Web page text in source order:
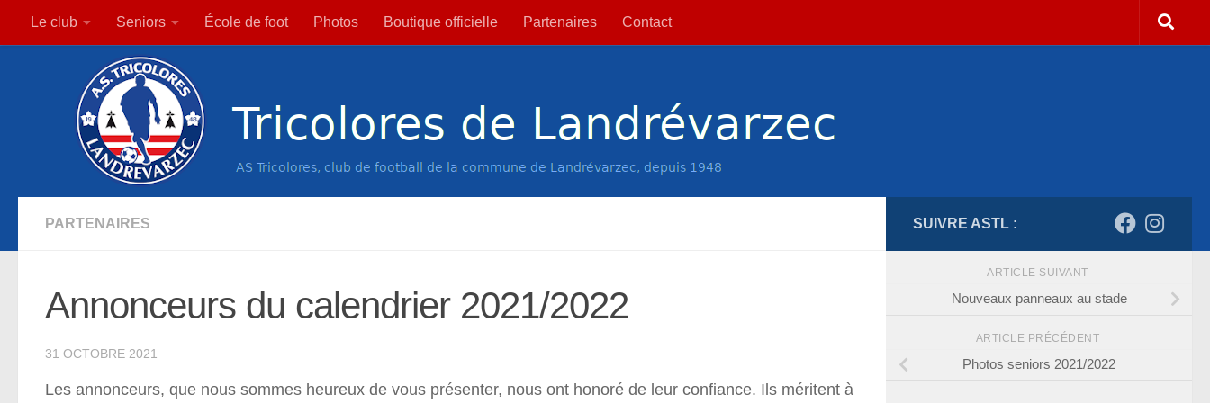
Skip to content
Le club Seniors École de foot Photos Boutique officielle Partenaires Contact
PARTENAIRES
Annonceurs du calendrier 2021/2022
31 OCTOBRE 2021
Les annonceurs, que nous sommes heureux de vous présenter, nous ont honoré de leur confiance. Ils méritent à
SUIVRE ASTL :
ARTICLE SUIVANT
Nouveaux panneaux au stade
ARTICLE PRÉCÉDENT
Photos seniors 2021/2022